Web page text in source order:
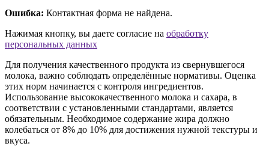
Ошибка: Контактная форма не найдена.
Нажимая кнопку, вы даете согласие на обработку
персональных данных
Для получения качественного продукта из свернувшегося
молока, важно соблюдать определённые нормативы. Оценка
этих норм начинается с контроля ингредиентов.
Использование высококачественного молока и сахара, в
соответствии с установленными стандартами, является
обязательным. Необходимое содержание жира должно
колебаться от 8% до 10% для достижения нужной текстуры и
вкуса.